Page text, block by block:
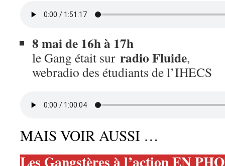
8 mai de 16h à 17h
le Gang était sur radio Fluide,
webradio des étudiants de l’IHECS
MAIS VOIR AUSSI …
Les Gangstères à l’action EN